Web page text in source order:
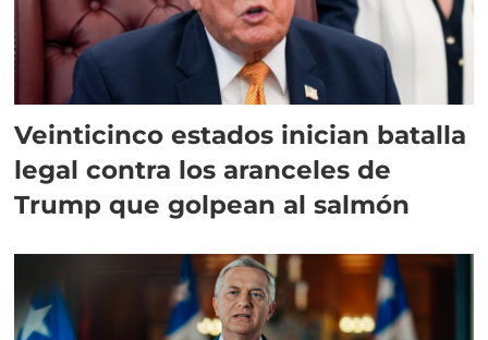
Veinticinco estados inician batalla
legal contra los aranceles de
Trump que golpean al salmón